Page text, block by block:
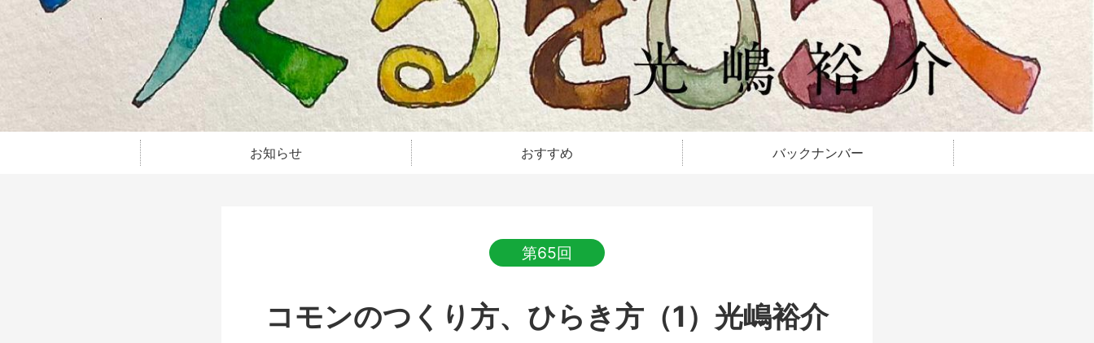
お知らせ おすすめ バックナンバー
第65回
コモンのつくり方、ひらき方（1）光嶋裕介